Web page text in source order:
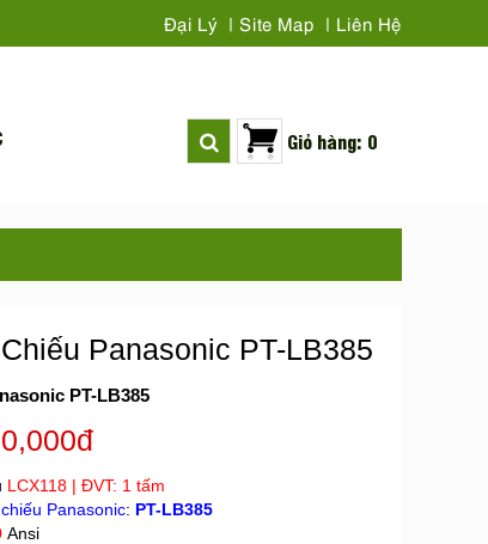
Đại Lý Site Map Liên Hệ
Giỏ hàng: 0
Panasonic PT-LB385
PT-LB385
LCX118 | ĐVT: 1 tấm
Panasonic: PT-LB385
Ansi